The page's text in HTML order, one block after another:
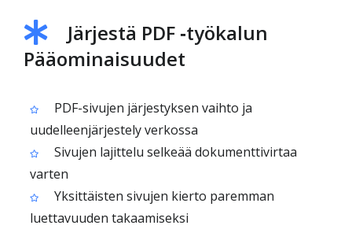
Järjestä PDF ‑työkalun
Pääominaisuudet
PDF-sivujen järjestyksen vaihto ja
uudelleenjärjestely verkossa
Sivujen lajittelu selkeää dokumenttivirtaa
varten
Yksittäisten sivujen kierto paremman
luettavuuden takaamiseksi